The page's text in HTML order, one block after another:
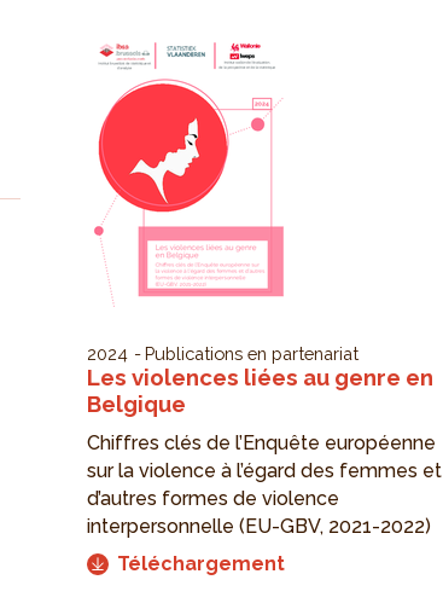
2024 Publications en partenariat
Les violences liées au genre en
Belgique
Chiffres clés de l’Enquête européenne
sur la violence à l’égard des femmes et
d’autres formes de violence
interpersonnelle (EU-GBV, 2021-2022)
Téléchargement